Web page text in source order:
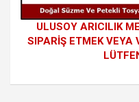
ULUSOY ARICILIK
SIPARİŞ ETMEK VEYA